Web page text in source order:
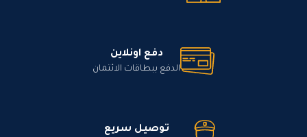
دفع اونلاين
الدفع ببطاقات الائتمان
توصيل سريع